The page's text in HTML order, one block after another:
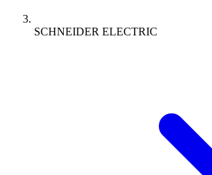
SCHNEIDER ELECTRIC